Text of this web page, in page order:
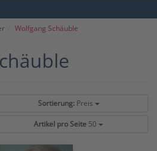
Wolfgang Schäuble
Sortierung: Preis
Artikel pro Seite 50